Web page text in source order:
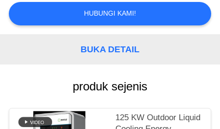
SITEMAP
HUBUNGI KAMI!
BUKA DETAIL
produk sejenis
125 KW Outdoor Liquid